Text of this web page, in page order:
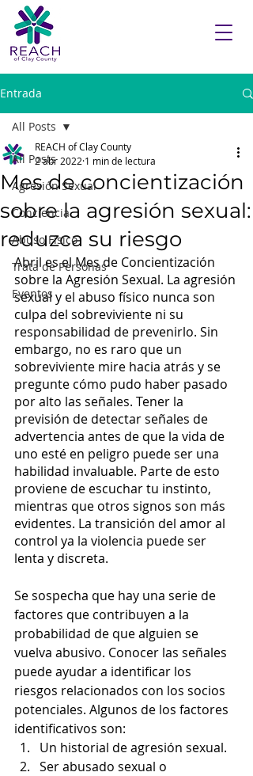
Entrada
All Posts
Agresión Sexual
Conciencia
Abuso Físico
Trata de Personas
Eventos
All Posts
Mes de concientización
sobre la agresión sexual:
reduzca su riesgo
REACH of Clay County
2 abr 2022 1 min de lectura
Abril es el Mes de Concientización
sobre la Agresión Sexual. La agresión
sexual y el abuso físico nunca son
culpa del sobreviviente ni su
responsabilidad de prevenirlo. Sin
embargo, no es raro que un
sobreviviente mire hacia atrás y se
pregunte cómo pudo haber pasado
por alto las señales. Tener la
previsión de detectar señales de
advertencia antes de que la vida de
uno esté en peligro puede ser una
habilidad invaluable. Parte de esto
proviene de escuchar tu instinto,
mientras que otros signos son más
evidentes. La transición del amor al
control ya la violencia puede ser
lenta y discreta.
Se sospecha que hay una serie de
factores que contribuyen a la
probabilidad de que alguien se
vuelva abusivo. Conocer las señales
puede ayudar a identificar los
riesgos relacionados con los socios
potenciales. Algunos de los factores
identificativos son:
Un historial de agresión sexual.
Ser abusado sexual o